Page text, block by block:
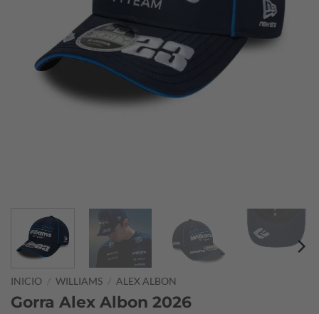
INICIO / WILLIAMS / ALEX ALBON
Gorra Alex Albon 2026